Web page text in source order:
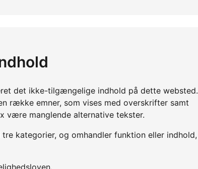
det ikke-tilgængelige indhold på dette websted.
række emner, som vises med overskrifter samt
være manglende alternative tekster.
kategorier, og omhandler funktion eller indhold,